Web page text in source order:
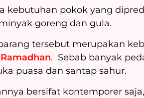
kebutuhan pokok yang
goreng dan gula.
tersebut merupakan
Ramadhan. Sebab banyak
puasa dan santap sahur.
bersifat kontemporer